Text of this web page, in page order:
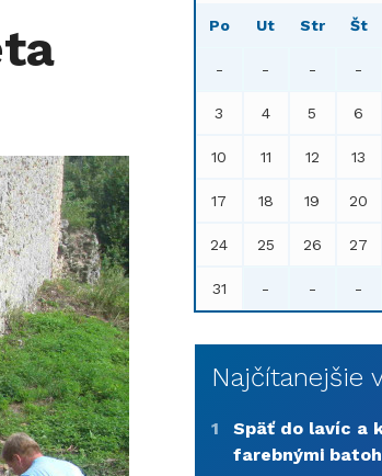
Po Ut Str Št
- - - -
3 4 5 6
10 11 12 13
17 18 19 20
24 25 26 27
31 - - -
Najčítanejšie
1
Späť do lavíc a
farebnými